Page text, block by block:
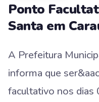
Ponto
Santa em
A Prefeitura
informa que
facultativo nos dias